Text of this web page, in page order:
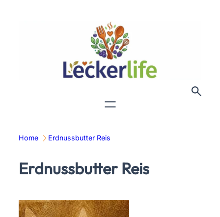
Home Erdnussbutter Reis
Erdnussbutter Reis